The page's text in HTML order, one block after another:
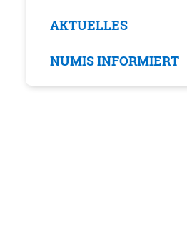
AKTUELLES
NUMIS INFORMIERT